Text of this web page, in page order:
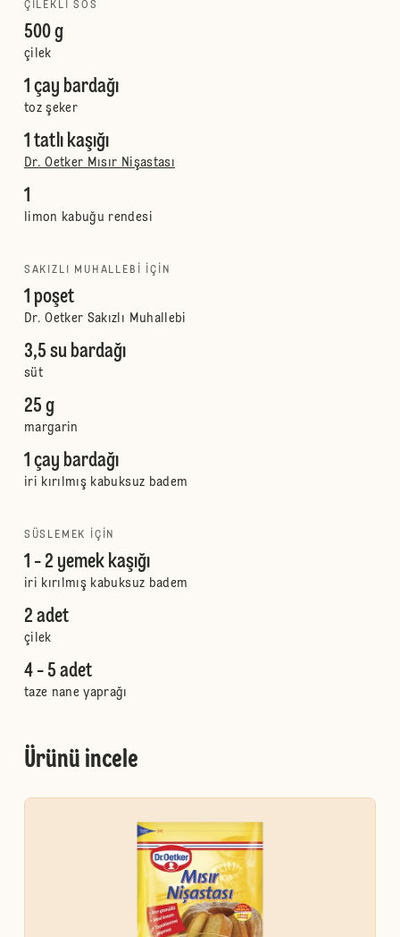
ÇILEKLI SOS
500 g
çilek
1 çay bardağı
toz şeker
1 tatlı kaşığı
Dr. Oetker Mısır Nişastası
1
limon kabuğu rendesi
SAKIZLI MUHALLEBI IÇIN
1 poşet
Dr. Oetker Sakızlı Muhallebi
3,5 su bardağı
süt
25 g
margarin
1 çay bardağı
iri kırılmış kabuksuz badem
SÜSLEMEK IÇIN
1 - 2 yemek kaşığı
iri kırılmış kabuksuz badem
2 adet
çilek
4 - 5 adet
taze nane yaprağı
Ürünü incele